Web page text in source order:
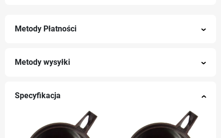
Metody Płatności
Metody wysyłki
Specyfikacja